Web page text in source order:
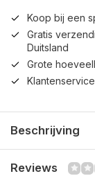
Koop bij een
Gratis
Duitsland
Grote
Beschrijving
Reviews